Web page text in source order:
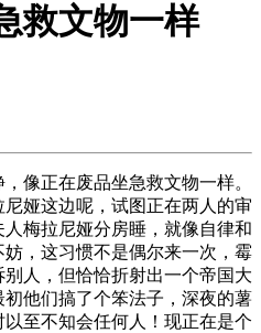
救文物一样
正在废品坐急救文物一样。
娅这边呢，试图正在两人的审
梅拉尼娅分房睡，就像自律和
，这习惯不是偶尔来一次，霉
人，但恰恰折射出一个帝国大
他们搞了个笨法子，深夜的薯
至不知会任何人！现正在是个